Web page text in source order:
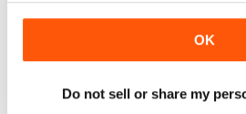
OK
Do not sell or share my
GRATISde